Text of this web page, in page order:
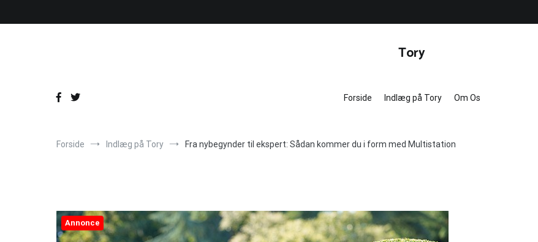
Tory
Forside Indlæg på Tory Om Os
Forside Indlæg på Tory Fra nybegynder til ekspert: Sådan kommer du i form med Multistation
Annonce